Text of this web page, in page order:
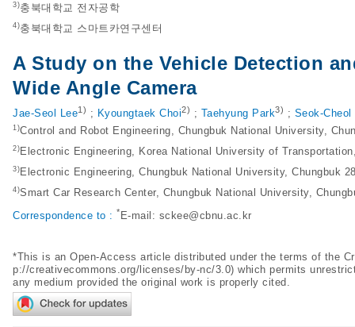
3)충북대학교 전자공학
4)충북대학교 스마트카연구센터
A Study on the Vehicle Detection
Wide Angle Camera
Jae-Seol Lee1) ; Kyoungtaek Choi2) ; Taehyung Park3) ; Seok-Cheol
1)Control and Robot Engineering, Chungbuk National University,
2) Electronic Engineering, Korea National University of
3) Electronic Engineering, Chungbuk National University, Chungbuk
4)Smart Car Research Center, Chungbuk National University,
Correspondence to : * E-mail: sckee@cbnu.ac.kr
*This is an Open-Access article distributed under the terms of the
p://creativecommons.org/licenses/by-nc/3.0) which permits
any medium provided the original work is properly cited.